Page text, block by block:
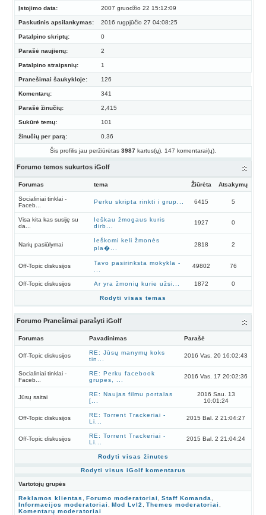
Įstojimo data: 2007 gruodžio 22 15:12:09
Paskutinis apsilankymas: 2016 rugpjūčio 27 04:08:25
Patalpino skriptų: 0
Parašė naujienų: 2
Patalpino straipsnių: 1
Pranešimai šaukykloje: 126
Komentarų: 341
Parašė žinučių: 2,415
Sukūrė temų: 101
žinučių per parą: 0.36
Šis profilis jau peržiūrėtas 3987 kartus(ų). 147 komentarai(ų).
Forumo temos sukurtos iGolf
Forumas tema Žiūrėta Atsakymų
Socialiniai tinklai -
Faceb...
Perku skripta rinkti i grup... 6415 5
Visa kita kas susiję su
da...
Ieškau žmogaus kuris
dirb...
1927 0
Narių pasiūlymai
Ieškomi keli žmonės
pla�...
2818 2
Off-Topic diskusijos
Tavo pasirinksta mokykla -
49802 76
Off-Topic diskusijos Ar yra žmonių kurie užsi... 1872 0
Rodyti visas temas
Forumo Pranešimai parašyti iGolf
Forumas Pavadinimas Parašė
Off-Topic diskusijos
RE: Jūsų manymų koks
tin...
2016 Vas. 20 16:02:43
Socialiniai tinklai -
Faceb...
RE: Perku facebook
grupes, ...
2016 Vas. 17 20:02:36
Jūsų saitai
RE: Naujas filmu portalas
[...
2016 Sau. 13
10:01:24
Off-Topic diskusijos
RE: Torrent Trackeriai -
Li...
2015 Bal. 2 21:04:27
Off-Topic diskusijos
RE: Torrent Trackeriai -
Li...
2015 Bal. 2 21:04:24
Rodyti visas žinutes
Rodyti visus iGolf komentarus
Vartotojų grupės
Reklamos klientas Forumo moderatoriai Staff Komanda
Informacijos moderatoriai
Mod Lvl2 Themes moderatoriai
Komentarų moderatoriai